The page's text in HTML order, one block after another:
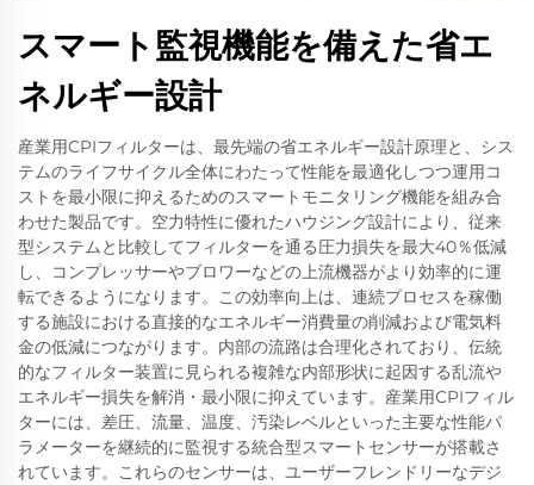
スマート監視機能を備えた省エ
ネルギー設計
産業用CPIフィルターは、最先端の省エネルギー設計原理と、シス
テムのライフサイクル全体にわたって性能を最適化しつつ運用コ
ストを最小限に抑えるためのスマートモニタリング機能を組み合
わせた製品です。空力特性に優れたハウジング設計により、従来
型システムと比較してフィルターを通る圧力損失を最大40％低減
し、コンプレッサーやブロワーなどの上流機器がより効率的に運
転できるようになります。この効率向上は、連続プロセスを稼働
する施設における直接的なエネルギー消費量の削減および電気料
金の低減につながります。内部の流路は合理化されており、伝統
的なフィルター装置に見られる複雑な内部形状に起因する乱流や
エネルギー損失を解消・最小限に抑えています。産業用CPIフィル
ターには、差圧、流量、温度、汚染レベルといった主要な性能パ
ラメーターを継続的に監視する統合型スマートセンサーが搭載さ
れています。これらのセンサーは、ユーザーフレンドリーなデジ